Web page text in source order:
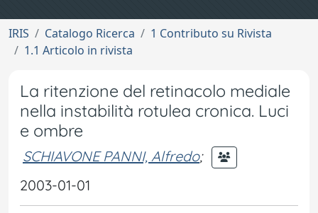
IRIS Catalogo Ricerca
1 Contributo su Rivista
1.1 Articolo in rivista
La ritenzione del retinacolo mediale
nella instabilità rotulea cronica. Luci
e ombre
SCHIAVONE PANNI, Alfredo;
2003-01-01